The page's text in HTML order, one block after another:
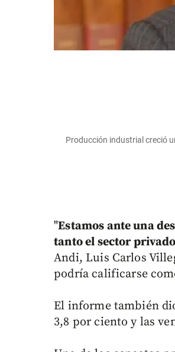
Producción industrial creció
"Estamos ante una
tanto el sector
Andi, Luis Carlos
podría calificarse
El informe también
3,8 por ciento y las